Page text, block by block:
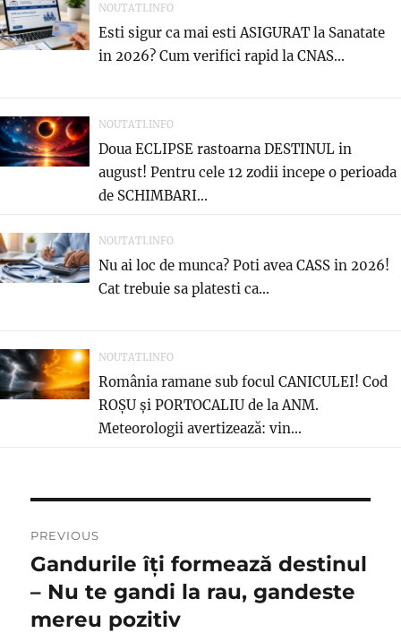
NOUTATI.INFO
Esti sigur ca mai esti ASIGURAT la Sanatate
in 2026? Cum verifici rapid la CNAS...
NOUTATI.INFO
Doua ECLIPSE rastoarna DESTINUL in
august! Pentru cele 12 zodii incepe o perioada
de SCHIMBARI...
NOUTATI.INFO
Nu ai loc de munca? Poti avea CASS in 2026!
Cat trebuie sa platesti ca...
NOUTATI.INFO
România ramane sub focul CANICULEI! Cod
ROȘU și PORTOCALIU de la ANM.
Meteorologii avertizează: vin...
în
articole
PREVIOUS
Previous
post:
Gandurile îți formează destinul
– Nu te gandi la rau, gandeste
mereu pozitiv